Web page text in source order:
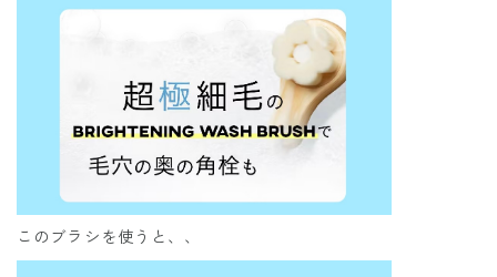
このブラシを使うと、、